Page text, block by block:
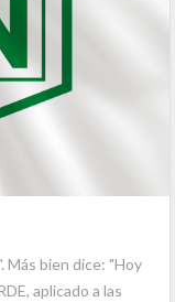
Más bien dice: "Hoy
aplicado a las